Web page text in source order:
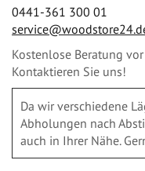
0441-361 300 01
Kostenlose Beratung
Kontaktieren Sie uns!
Da wir verschiedene
Abholungen nach
auch in Ihrer Nähe.